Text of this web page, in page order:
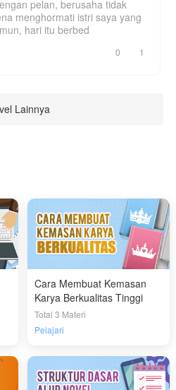
pelan, berusaha tidak
menghormati istri saya yang
sudah tidur. Namun, hari itu berbed
0 1
Lainnya
Cara Membuat Kemasan
Karya Berkualitas Tinggi
Total 3 Materi
Pelajari